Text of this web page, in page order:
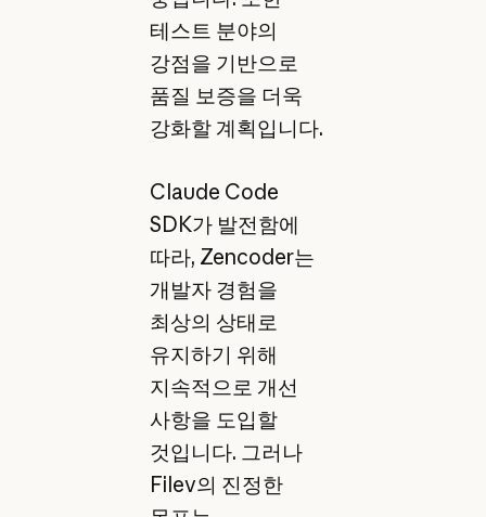
테스트 분야의
강점을 기반으로
품질 보증을 더욱
강화할 계획입니다.
Claude Code
SDK가 발전함에
따라, Zencoder는
개발자 경험을
최상의 상태로
유지하기 위해
지속적으로 개선
사항을 도입할
것입니다. 그러나
Filev의 진정한